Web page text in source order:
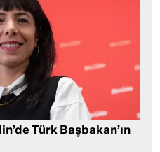
Türk Başbakan’ın